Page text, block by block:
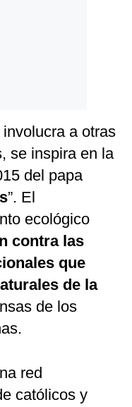
a otras
se inspira en la
del papa
”. El
ecológico
contra las
que
de la
de los
red
católicos y